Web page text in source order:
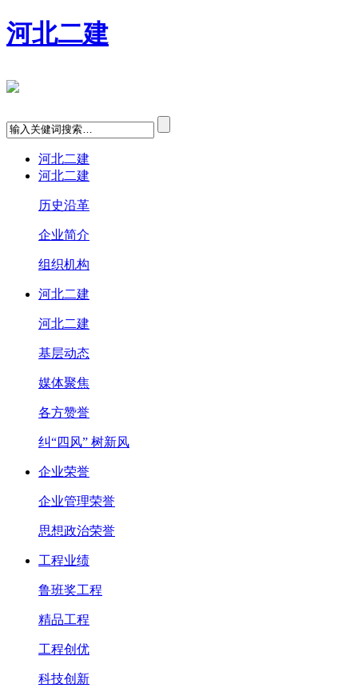
河北二建
河北二建
河北二建
历史沿革
企业简介
组织机构
河北二建
河北二建
基层动态
媒体聚焦
各方赞誉
纠“四风” 树新风
企业荣誉
企业管理荣誉
思想政治荣誉
工程业绩
鲁班奖工程
精品工程
工程创优
科技创新